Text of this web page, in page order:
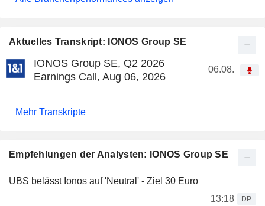
Aktuelles Transkript: IONOS Group SE
IONOS Group SE, Q2 2026
Earnings Call, Aug 06, 2026
06.08.
Mehr Transkripte
Empfehlungen der Analysten: IONOS Group SE
UBS belässt Ionos auf 'Neutral' - Ziel 30 Euro
13:18
DP